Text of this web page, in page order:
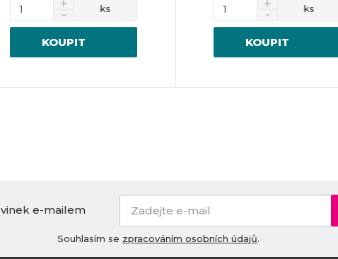
ks
KOUPIT
ks
KOUPIT
e-mailem
Souhlasím se zpracováním osobních údajů.